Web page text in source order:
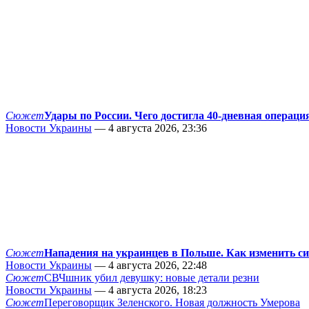
СюжетУдары по России. Чего достигла 40-дневная
Новости Украины — 4 августа 2026, 23:36
СюжетНападения на украинцев в Польше. Как изменить
Новости Украины — 4 августа 2026, 22:48
СюжетСВЧшник убил девушку: новые детали резни
Новости Украины — 4 августа 2026, 18:23
СюжетПереговорщик Зеленского. Новая должность Умерова